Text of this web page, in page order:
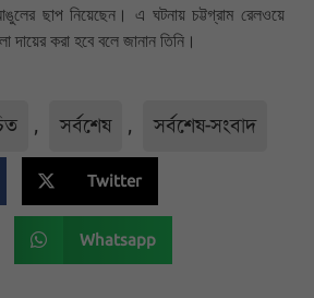
ছাপ নিয়েছেন। এ ঘটনায় চট্টগ্রাম রেলওয়ে
দায়ের করা হবে বলে জানান তিনি।
, সর্বশেষ , সর্বশেষ-সংবাদ
Twitter
Whatsapp